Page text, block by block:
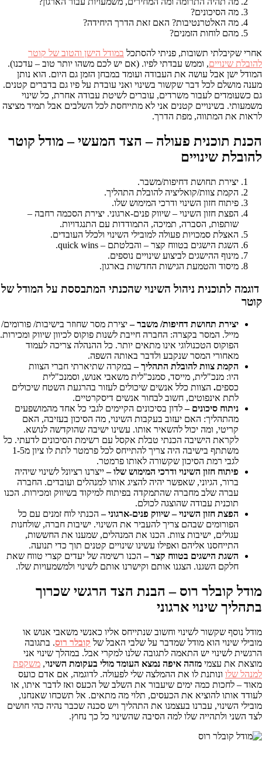
מה הסיכונים?
מה האלטרנטיבות? האם זאת הדרך היחידה?
מהם לוחות הזמנים?
אחרי שקיבלתי תשובות, פניתי להסתכל במודל הישן והטוב של קוטר
להובלת שינויים, וממש עבדתי לפיו. (אם יש לכם משהו יותר טוב – עדכנו).
המודל ישן אבל עושה את העבודה ועומד במבחן הזמן גם היום. הוא נותן
מענה מושלם לכל דבר שקשור בשינוי ואני עובדת על פיו גם בדברים קטנים.
גם כשעומדים לעבור משרדים, עוברים לשיטת עבודה אחרת, כל שינוי
משמעותי. בשינויים קטנים אני לא מתייחסת לכל השלבים אבל תמיד מציצה
לראות את המתווה, מפת הדרך.
הכנת תוכנית פעולה – הצד המעשי – מודל קוטר
להובלת שינויים
יצירת תחושת דחיפות/משבר.
הקמת צוות/קואליציה להובלת התהליך.
פיתוח חזון השינוי ודרכי המימוש שלו.
הפצת חזון השינוי – שיווק פנים-ארגוני. יצירת הסכמה רחבה –
שותפות, הסברה, תמיכה, התמודדות עם התנגדויות.
האצלת סמכויות פעולה למובילי השינוי ולכלל העובדים.
השגת הישגים בטווח קצר – והבלטתם – quick wins.
מינוף ההישגים לביצוע שינויים נוספים.
מיסוד והטמעת הגישות החדשות בארגון.
דוגמה לתוכנית ניהול השינוי שהכנתי המתבססת על המודל של
קוטר
יצירת תחושת דחיפות/ משבר –יצירת מסר שחוזר בישיבות/ פורומים/
מייל. המסר בקצרה: החברה חייבת לשנות פוקוס לכיוון שיווק ומכירות.
הפוקוס הטכנולוגי אינו מתאים יותר. כל ההנהלה צריכה לעמוד
מאחורי המסר שנקבע ולדבר באותה השפה.
הקמת צוות להובלת התהליך – במקרה שתיארתי חברי הצוות
היו: מנכ"לית, מייסד, סמנכ"לית משאבי אנוש, וסמנכ"לית
כספים. הצוות כלל אנשים שיכולים לעזור בהרגעת השטח שיכולים
לתת אינפוטים, חשוב לבחור אנשים דיסקרטיים.
ניתוח סיכונים –לדון בסיכונים הקיימים לגבי כל אחד מהמושפעים
מהתהליך: האם יעזוב בעקבות השינוי, מה הסיכון בעזיבה, האם
קריטי, ומה יכול להשאיר אותו. עשינו ישיבה שהוקדשה לנושא.
לקראת הישיבה הכנתי טבלת אקסל עם רשימת הסיכונים לדעתי. כל
משתתף בישיבה היה צריך להתייחס לכל פרמטר לתת לו ציון מ1-5
לגבי רמת הסיכון שקשורה לאותו פרמטר.
פיתוח חזון השינוי ודרכי המימוש שלו –ייצרנו רציונל לשינוי שיהיה
ברור, הגיוני, שאפשר יהיה להציג אותו למנהלים ועובדים. החברה
עברה שלב מחברה שהתמקדה בפיתוח למיקוד בשיווק ומכירות. הכנו
תוכנית עבודה שהוצגה לכולם.
הפצת חזון השינוי – שיווק פנים-ארגוני – הכנתי לוח זמנים עם כל
הפורומים שבהם צריך להעביר את השינוי. ישיבות חברה, שולחנות
עגולים, ישיבות צוות. הכנו את המנהלים, שמענו את החששות,
התייחסנו אליהם ואפילו עשינו שינויים קטנים תוך כדי תנועה.
השגת הישגים בטווח קצר –הכנו רשימה של יעדים קצרי טווח שאת
חלקם השגנו. הצגנו אותם וקישרנו אותם לשינוי ולמשמעויות שלו.
מודל קובלר רוס –הבנת הצד הרגשי שכרוך
בתהליך שינוי ארגוני
מודל נוסף שקשור לשינוי וחשוב שנתייחס אליו כאנשי משאבי אנוש או
מובילי שינוי הוא מודל שמדבר על שלבי האבל של קובלר רוס. בתגובה
הרגשית לשינוי יש התאמה לתגובה שלנו למקרי אבל. במהלך שינוי אני
מוצאת את עצמי מזהה איפה נמצא העומד מולי בעקומת השינוי, משקפת
למנהל שלו ונותנת לו את ההמלצה שלי לפעולה. לדוגמה, אם אדם כועס
מאוד – לחכות כמה ימים שיעבור את השלב של הכעס ואז לדבר איתו, או
לעודד אותו להוציא את הכעסים, תלוי מה מתאים. אל תשכחו שאנחנו,
מובילי השינוי, עברנו בעצמנו את התהליך ויש סכנה שכבר נהיה כהי חושים
לצד השני ולתהייה שלו למה הסיבה שהשינוי כל כך נחוץ.